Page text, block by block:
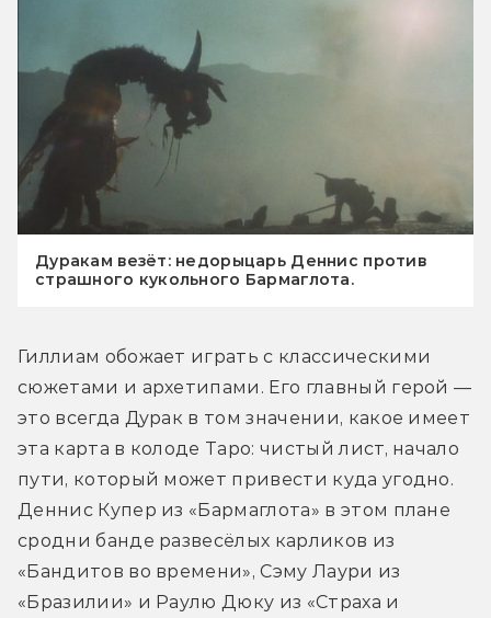
Дуракам везёт: недорыцарь Деннис против
страшного кукольного Бармаглота.
Гиллиам обожает играть с классическими
сюжетами и архетипами. Его главный герой —
это всегда Дурак в том значении, какое имеет
эта карта в колоде Таро: чистый лист, начало
пути, который может привести куда угодно.
Деннис Купер из «Бармаглота» в этом плане
сродни банде развесёлых карликов из
«Бандитов во времени», Сэму Лаури из
«Бразилии» и Раулю Дюку из «Страха и